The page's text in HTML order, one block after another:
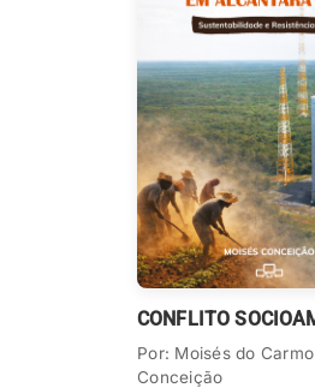
Por: Moisés do Carmo
Conceição